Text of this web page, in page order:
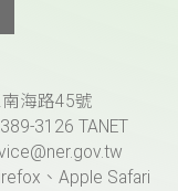
海路45號
3126 TANET
、Apple Safari